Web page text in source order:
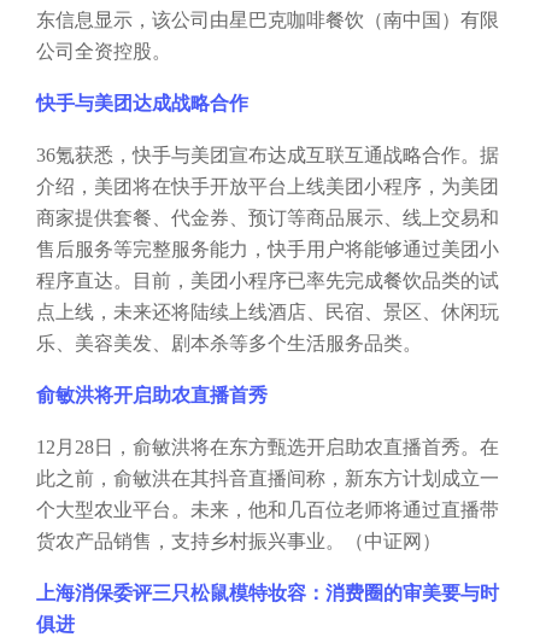
东信息显示，该公司由星巴克咖啡餐饮（南中国）有限
公司全资控股。
快手与美团达成战略合作
36氪获悉，快手与美团宣布达成互联互通战略合作。据
介绍，美团将在快手开放平台上线美团小程序，为美团
商家提供套餐、代金券、预订等商品展示、线上交易和
售后服务等完整服务能力，快手用户将能够通过美团小
程序直达。目前，美团小程序已率先完成餐饮品类的试
点上线，未来还将陆续上线酒店、民宿、景区、休闲玩
乐、美容美发、剧本杀等多个生活服务品类。
俞敏洪将开启助农直播首秀
12月28日，俞敏洪将在东方甄选开启助农直播首秀。在
此之前，俞敏洪在其抖音直播间称，新东方计划成立一
个大型农业平台。未来，他和几百位老师将通过直播带
货农产品销售，支持乡村振兴事业。（中证网）
上海消保委评三只松鼠模特妆容：消费圈的审美要与时
俱进